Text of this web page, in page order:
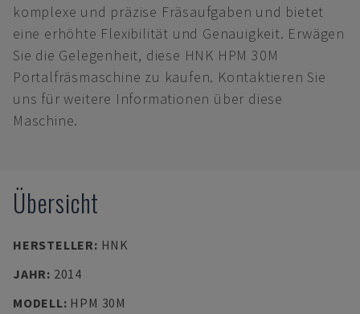
komplexe und präzise Fräsaufgaben und bietet
eine erhöhte Flexibilität und Genauigkeit. Erwägen
Sie die Gelegenheit, diese HNK HPM 30M
Portalfräsmaschine zu kaufen. Kontaktieren Sie
uns für weitere Informationen über diese
Maschine.
Übersicht
HERSTELLER: HNK
JAHR: 2014
MODELL: HPM 30M